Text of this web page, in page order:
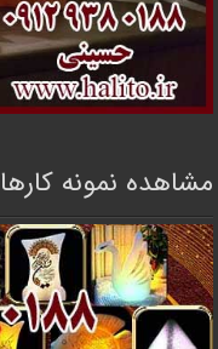
مشاهده نمونه